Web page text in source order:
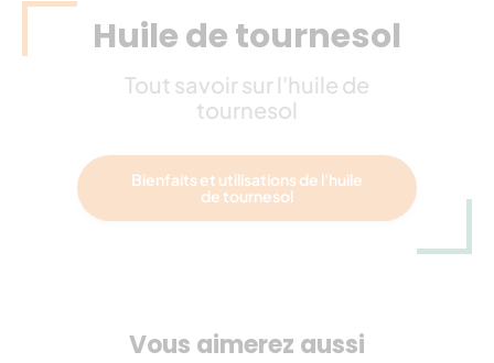
Huile de tournesol
Tout savoir sur l'huile de
tournesol
Bienfaits et utilisations de l'huile
de tournesol
Vous aimerez aussi